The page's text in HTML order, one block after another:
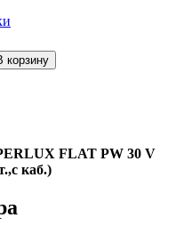
FLAT PW 30 V
каб.)